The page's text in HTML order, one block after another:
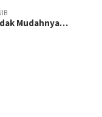
Mudahnya…